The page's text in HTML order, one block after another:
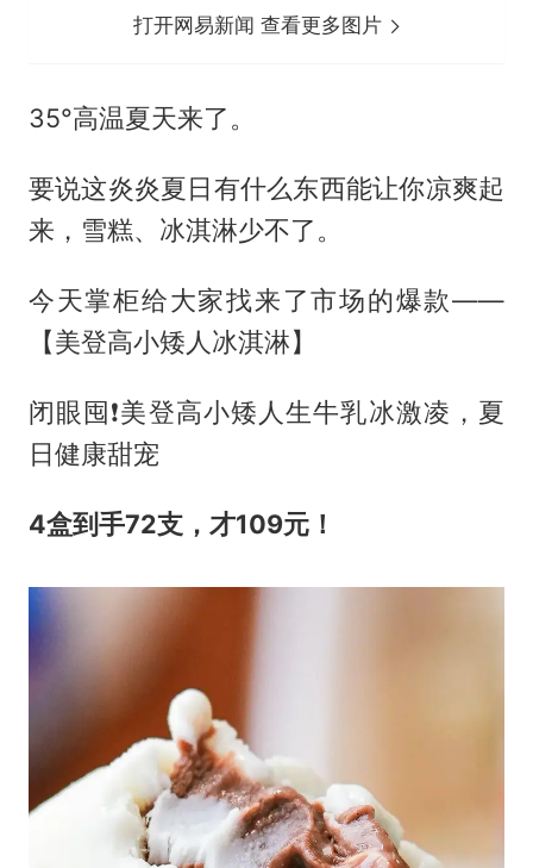
打开网易新闻 查看更多图片
35°高温夏天来了。
要说这炎炎夏日有什么东西能让你凉爽起
来，雪糕、冰淇淋少不了。
今天掌柜给大家找来了市场的爆款——
【美登高小矮人冰淇淋】
闭眼囤❗美登高小矮人生牛乳冰激凌，夏
日健康甜宠
4盒到手72支，才109元！